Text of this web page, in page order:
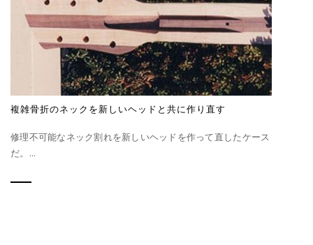
複雑骨折のネックを新しいヘッドと共に作り直す
修理不可能なネック割れを新しいヘッドを作って直したケース
だ。...